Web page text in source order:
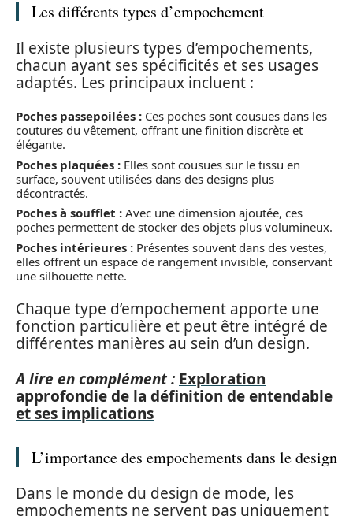
Les différents types d’empochement
Il existe plusieurs types d’empochements,
chacun ayant ses spécificités et ses usages
adaptés. Les principaux incluent :
Poches passepoilées : Ces poches sont cousues dans les
coutures du vêtement, offrant une finition discrète et
élégante.
Poches plaquées : Elles sont cousues sur le tissu en
surface, souvent utilisées dans des designs plus
décontractés.
Poches à soufflet : Avec une dimension ajoutée, ces
poches permettent de stocker des objets plus volumineux.
Poches intérieures : Présentes souvent dans des vestes,
elles offrent un espace de rangement invisible, conservant
une silhouette nette.
Chaque type d’empochement apporte une
fonction particulière et peut être intégré de
différentes manières au sein d’un design.
A lire en complément : Exploration
approfondie de la définition de entendable
et ses implications
L’importance des empochements dans le design
Dans le monde du design de mode, les
empochements ne servent pas uniquement